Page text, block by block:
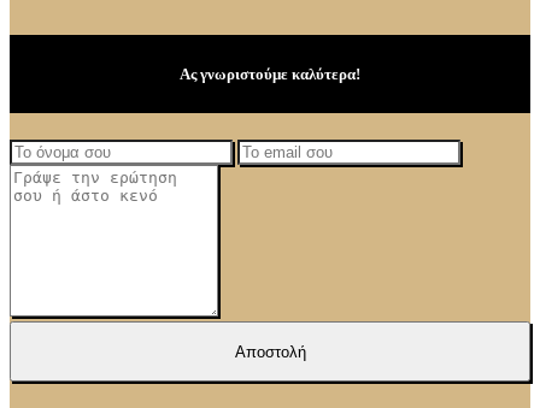
Ας γνωριστούμε καλύτερα!
Αποστολή